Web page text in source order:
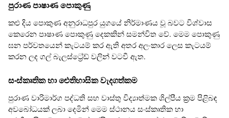
පුරාණ පාෂාණ පොකුණු
කළු දිය පොකුණ අනුරාධපුර යුගයේ නිර්මාණය වූ බවට විශ්වාස
කෙරෙන පාෂාණ පොකුණු දෙකකින් සමන්විත වේ. මෙම පොකුණු
ඝන පර්වතයෙන් කැටයම් කර ඇති අතර අලංකාර ලෙස කැටයම්
කරන ලද ගල් බැලස්ට්‍රේඩ් වලින් වටවී ඇත.
සංස්කෘතික හා ඓතිහාසික වැදගත්කම
පුරාණ වාරිමාර්ග පද්ධති සහ වාස්තු විද්‍යාත්මක ශිල්පීය ක්‍රම පිළිබඳ
අවබෝධයක් ලබා දෙමින් මෙම ස්ථානය සංස්කෘතික හා